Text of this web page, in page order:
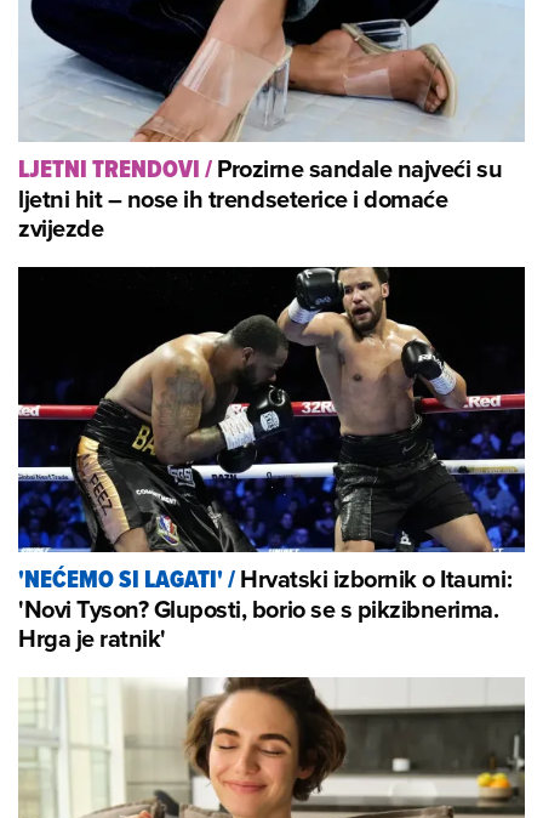
LJETNI TRENDOVI/Prozirne sandale najveći su
ljetni hit – nose ih trendseterice i domaće
zvijezde
'NEĆEMO SI LAGATI'/Hrvatski izbornik o Itaumi:
'Novi Tyson? Gluposti, borio se s pikzibnerima.
Hrga je ratnik'